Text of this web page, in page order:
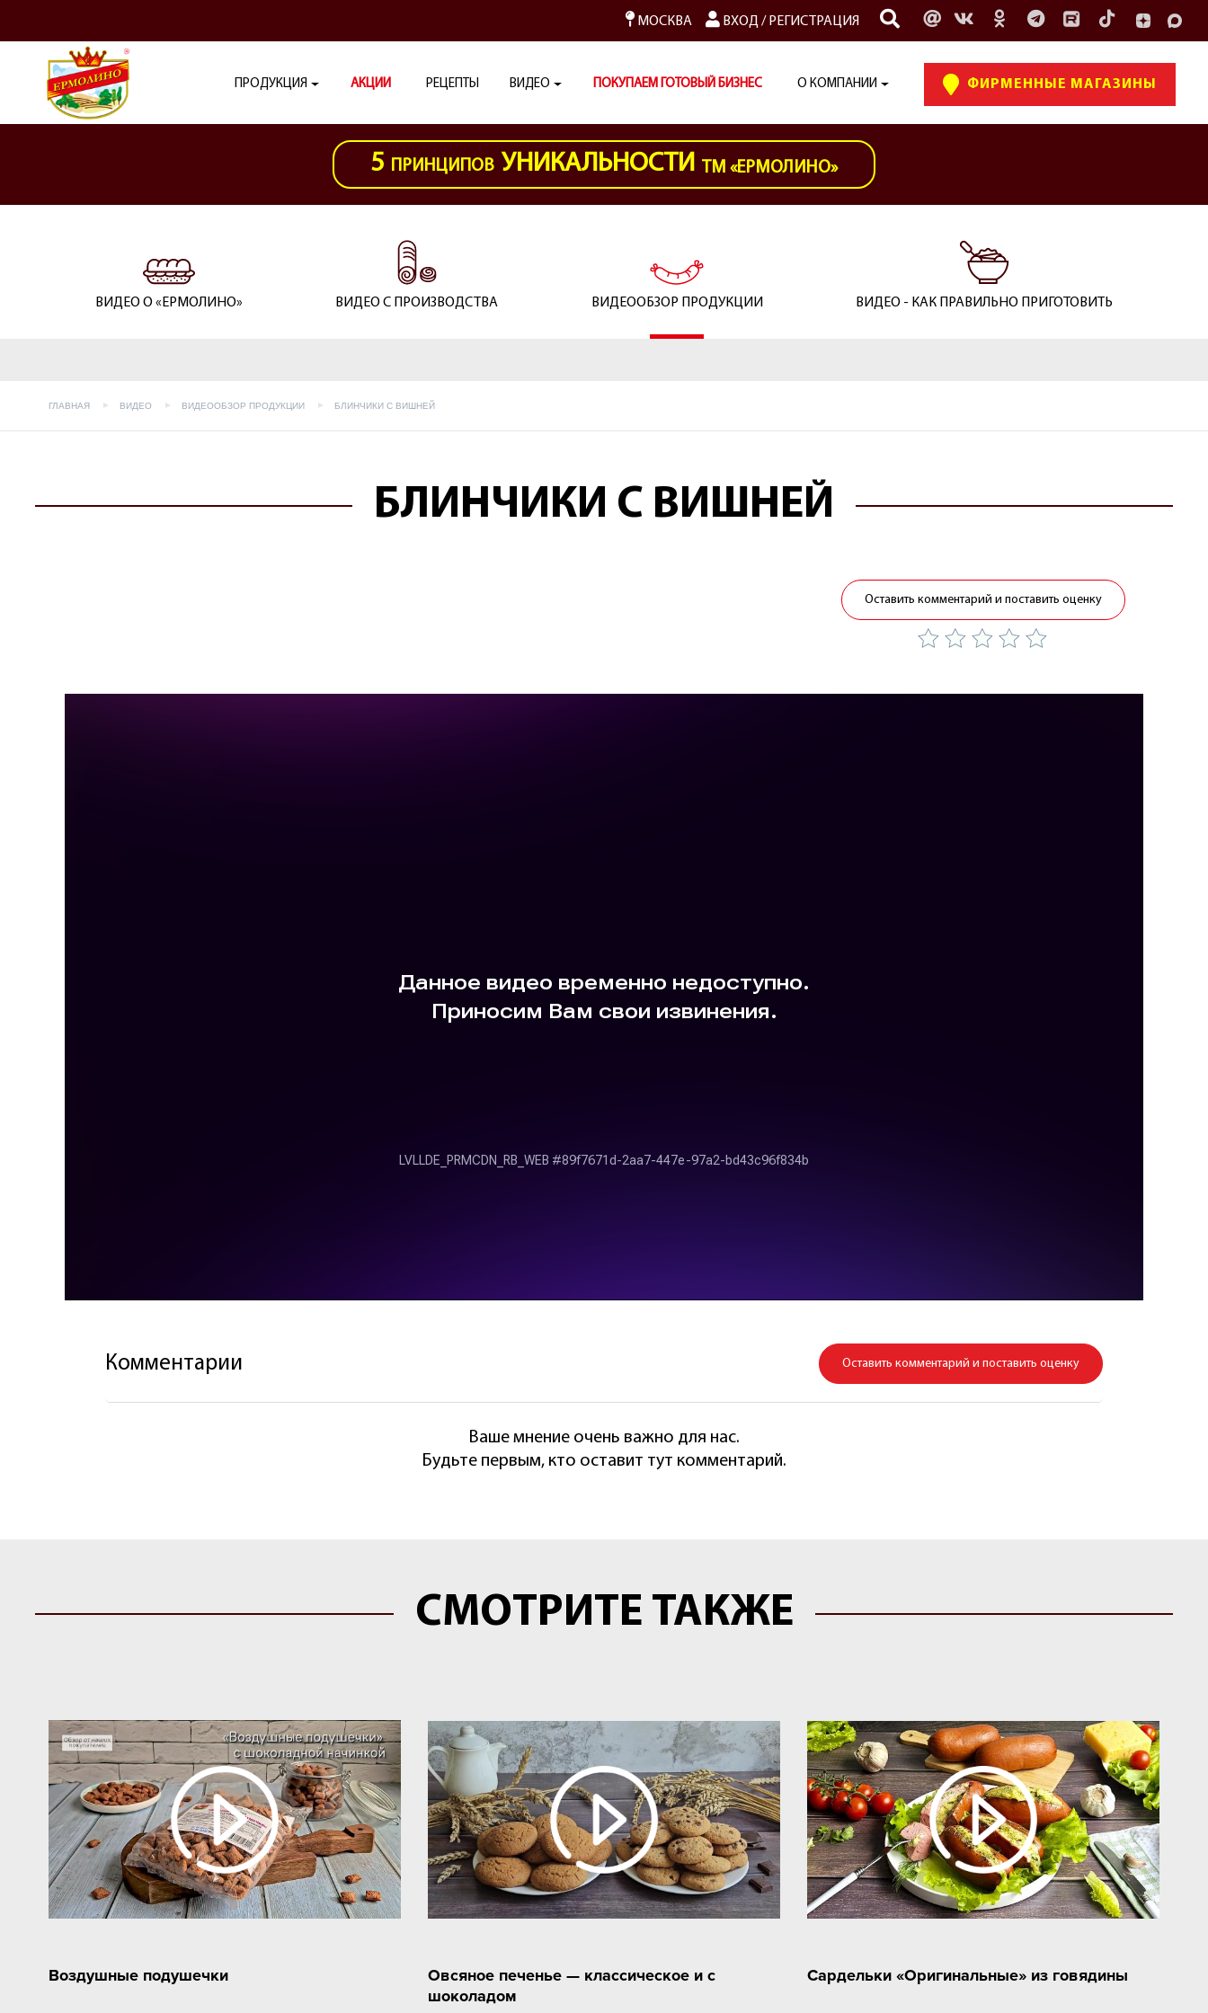
МОСКВА ВХОД/ РЕГИСТРАЦИЯ
ПРОДУКЦИЯ АКЦИИ РЕЦЕПТЫ ВИДЕО ПОКУПАЕМ ГОТОВЫЙ БИЗНЕС О КОМПАНИИ ФИРМЕННЫЕ МАГАЗИНЫ
5 ПРИНЦИПОВ УНИКАЛЬНОСТИ ТМ «ЕРМОЛИНО»
ВИДЕО О «ЕРМОЛИНО» ВИДЕО С ПРОИЗВОДСТВА ВИДЕООБЗОР ПРОДУКЦИИ ВИДЕО - КАК ПРАВИЛЬНО ПРИГОТОВИТЬ
ГЛАВНАЯ ВИДЕО ВИДЕООБЗОР ПРОДУКЦИИ БЛИНЧИКИ С ВИШНЕЙ
БЛИНЧИКИ С ВИШНЕЙ
Оставить комментарий и поставить оценку
Комментарии Оставить комментарий и поставить оценку
Ваше мнение очень важно для нас.
Будьте первым, кто оставит тут комментарий.
СМОТРИТЕ ТАКЖЕ
Воздушные подушечки
Овсяное печенье — классическое и с
шоколадом
Сардельки «Оригинальные» из говядины